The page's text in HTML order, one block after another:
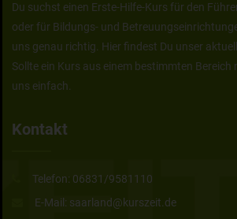
Du suchst einen Erste-Hilfe-Kurs für den
oder für Bildungs- und
uns genau richtig. Hier findest Du unser
Sollte ein Kurs aus einem bestimmten Bereich
uns einfach.
Kontakt
Telefon: 06831/9581110
E-Mail: saarland@kurszeit.de